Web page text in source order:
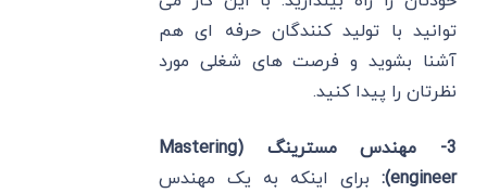
توانید با تولید کنندگان حرفه ای هم
آشنا بشوید و فرصت های شغلی مورد
نظرتان را پیدا کنید.
3- مهندس مسترینگ (Mastering
engineer):
برای اینکه به یک مهندس